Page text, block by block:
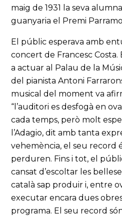
maig de 1931 la seva
guanyaria el Premi
El públic esperava amb
concert de Francesc Costa.
a actuar al Palau de la
del pianista Antoni
musical del moment va
“l’auditori es desfogà en
cada temps, però molt
l’Adagio, dit amb tanta
vehemència, el seu record
perduren. Fins i tot, el
cansat d’escoltar les
català sap produir i, entre
executar encara dues
programa. El seu record